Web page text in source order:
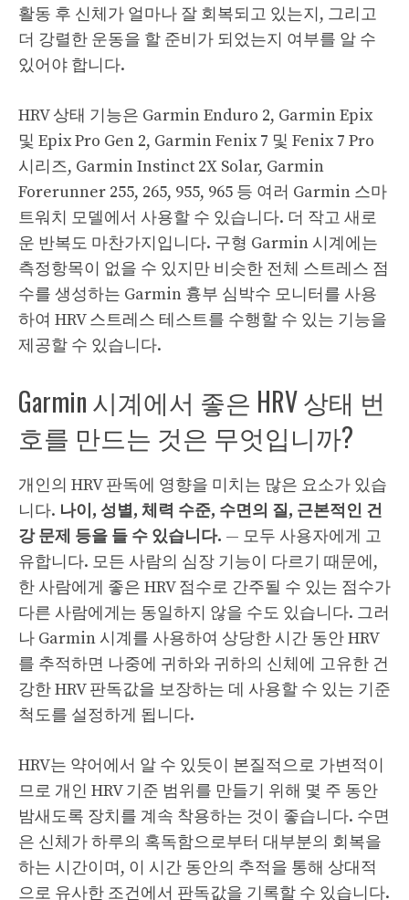
활동 후 신체가 얼마나 잘 회복되고 있는지, 그리고
더 강렬한 운동을 할 준비가 되었는지 여부를 알 수
있어야 합니다.
HRV 상태 기능은 Garmin Enduro 2, Garmin Epix
및 Epix Pro Gen 2, Garmin Fenix ​​7 및 Fenix ​​7 Pro
시리즈, Garmin Instinct 2X Solar, Garmin
Forerunner 255, 265, 955, 965 등 여러 Garmin 스마
트워치 모델에서 사용할 수 있습니다. 더 작고 새로
운 반복도 마찬가지입니다. 구형 Garmin 시계에는
측정항목이 없을 수 있지만 비슷한 전체 스트레스 점
수를 생성하는 Garmin 흉부 심박수 모니터를 사용
하여 HRV 스트레스 테스트를 수행할 수 있는 기능을
제공할 수 있습니다.
Garmin 시계에서 좋은 HRV 상태 번
호를 만드는 것은 무엇입니까?
개인의 HRV 판독에 영향을 미치는 많은 요소가 있습
니다. 나이, 성별, 체력 수준, 수면의 질, 근본적인 건
강 문제 등을 들 수 있습니다. — 모두 사용자에게 고
유합니다. 모든 사람의 심장 기능이 다르기 때문에,
한 사람에게 좋은 HRV 점수로 간주될 수 있는 점수가
다른 사람에게는 동일하지 않을 수도 있습니다. 그러
나 Garmin 시계를 사용하여 상당한 시간 동안 HRV
를 추적하면 나중에 귀하와 귀하의 신체에 고유한 건
강한 HRV 판독값을 보장하는 데 사용할 수 있는 기준
척도를 설정하게 됩니다.
HRV는 약어에서 알 수 있듯이 본질적으로 가변적이
므로 개인 HRV 기준 범위를 만들기 위해 몇 주 동안
밤새도록 장치를 계속 착용하는 것이 좋습니다. 수면
은 신체가 하루의 혹독함으로부터 대부분의 회복을
하는 시간이며, 이 시간 동안의 추적을 통해 상대적
으로 유사한 조건에서 판독값을 기록할 수 있습니다.